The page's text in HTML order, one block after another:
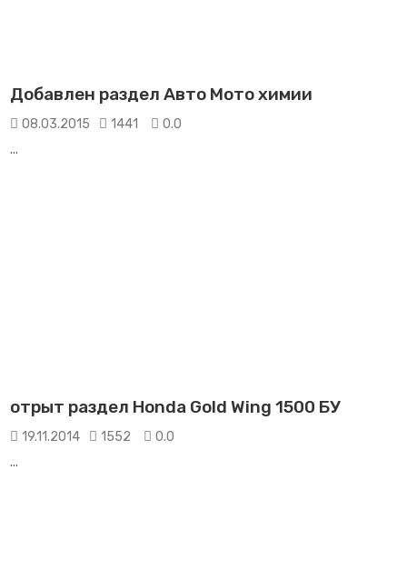
Добавлен раздел Авто Мото химии
08.03.2015 1441
0.0
...
отрыт раздел Honda Gold Wing 1500 БУ
19.11.2014 1552
0.0
...